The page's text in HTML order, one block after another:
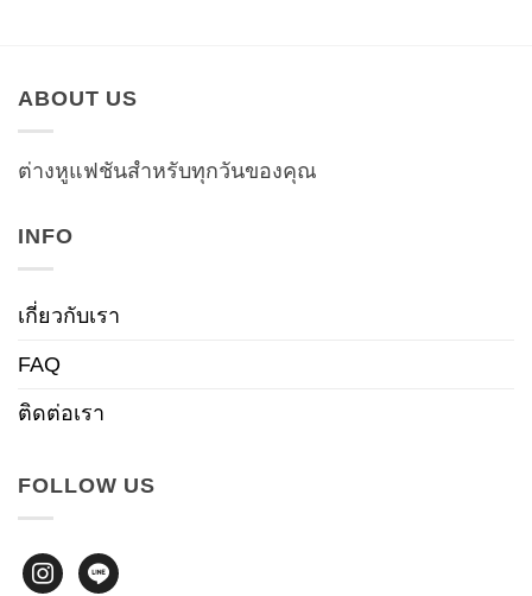
ABOUT US
ต่างหูแฟชันสำหรับทุกวันของคุณ
INFO
เกี่ยวกับเรา
FAQ
ติดต่อเรา
FOLLOW US
instagram
line